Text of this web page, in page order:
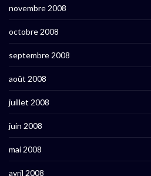
novembre 2008
octobre 2008
septembre 2008
août 2008
juillet 2008
juin 2008
mai 2008
avril 2008